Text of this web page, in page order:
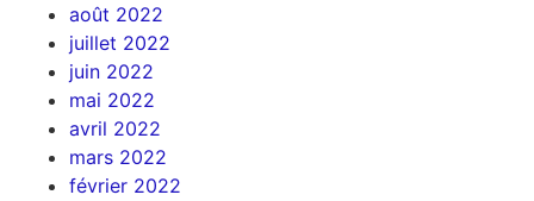
août 2022
juillet 2022
juin 2022
mai 2022
avril 2022
mars 2022
février 2022